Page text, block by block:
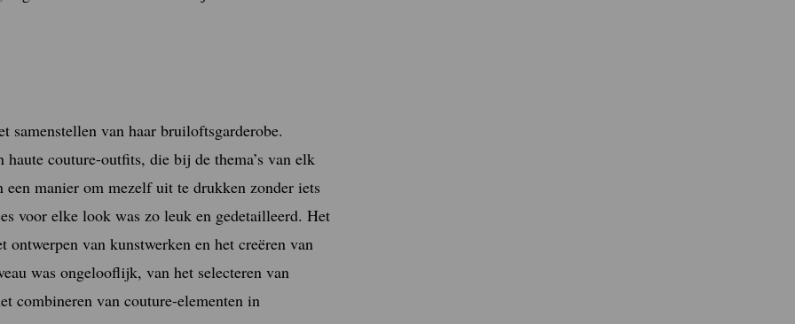
samenstellen van haar bruiloftsgarderobe.
couture-outfits, die bij de thema’s van elk
manier om mezelf uit te drukken zonder iets
voor elke look was zo leuk en gedetailleerd. Het
van kunstwerken en het creëren van
was ongelooflijk, van het selecteren van
combineren van couture-elementen in